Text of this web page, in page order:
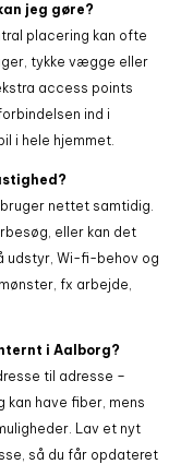
jeg gøre?
placering kan ofte
tykke vægge eller
access points
ind i
i hele hjemmet.
nettet samtidig.
eller kan det
udstyr, Wi-fi-behov og
fx arbejde,
i Aalborg?
til adresse –
kan have fiber, mens
Lav et nyt
så du får opdateret